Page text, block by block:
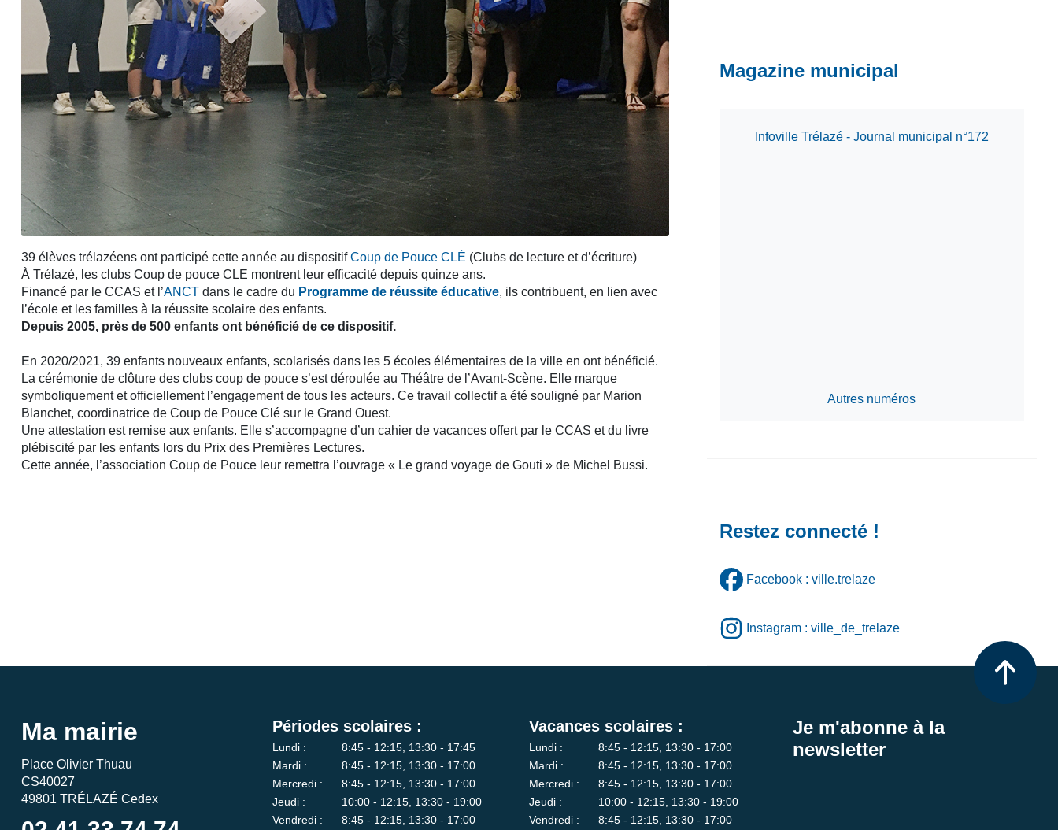
39 élèves trélazéens ont participé cette année au dispositifCoup de Pouce CLÉ (Clubs de lecture et d’écriture)
À Trélazé, les clubs Coup de pouce CLE montrent leur efficacité depuis quinze ans.
Financé par le CCAS et l’ANCT dans le cadre du Programme de réussite éducative, ils contribuent, en lien avec
l’école et les familles à la réussite scolaire des enfants.
Depuis 2005, près de 500 enfants ont bénéficié de ce dispositif.
En 2020/2021, 39 enfants nouveaux enfants, scolarisés dans les 5 écoles élémentaires de la ville en ont bénéficié.
La cérémonie de clôture des clubs coup de pouce s’est déroulée au Théâtre de l’Avant-Scène. Elle marque
symboliquement et officiellement l’engagement de tous les acteurs. Ce travail collectif a été souligné par Marion
Blanchet, coordinatrice de Coup de Pouce Clé sur le Grand Ouest.
Une attestation est remise aux enfants. Elle s’accompagne d’un cahier de vacances offert par le CCAS et du livre
plébiscité par les enfants lors du Prix des Premières Lectures.
Cette année, l’association Coup de Pouce leur remettra l’ouvrage « Le grand voyage de Gouti » de Michel Bussi.
Magazine municipal
Infoville Trélazé - Journal municipal n°172
Autres numéros
Restez connecté !
Facebook : ville.trelaze
Instagram : ville_de_trelaze
Ma mairie
Place Olivier Thuau
CS40027
49801 TRÉLAZÉ Cedex
Périodes scolaires :
Lundi :
8:45 - 12:15, 13:30 - 17:45
Mardi :
8:45 - 12:15, 13:30 - 17:00
Mercredi :
8:45 - 12:15, 13:30 - 17:00
Jeudi :
10:00 - 12:15, 13:30 - 19:00
Vendredi :
8:45 - 12:15, 13:30 - 17:00
Vacances scolaires :
Lundi :
8:45 - 12:15, 13:30 - 17:00
Mardi :
8:45 - 12:15, 13:30 - 17:00
Mercredi :
8:45 - 12:15, 13:30 - 17:00
Jeudi :
10:00 - 12:15, 13:30 - 19:00
Vendredi :
8:45 - 12:15, 13:30 - 17:00
Je m'abonne à la
newsletter